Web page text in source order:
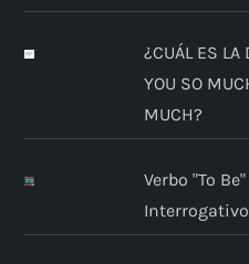
¿CUÁL ES LA
YOU SO
MUCH?
Verbo "to